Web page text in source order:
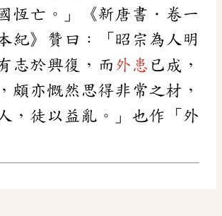
恆亡。」《新唐書．卷一
紀》贊曰：「昭宗為人明
志於興復，而 外患 已成，
頗亦慨然思得非常之材，
，徒以益亂。」也作「外